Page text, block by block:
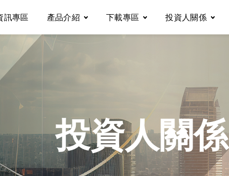
訊專區 產品介紹
自動化縫紉機
繃縫機
多針鏈縫機
下載專區
電控說明書
型錄下載
投資人關係
公司治理
財務資訊
股東訊息
投資人關係